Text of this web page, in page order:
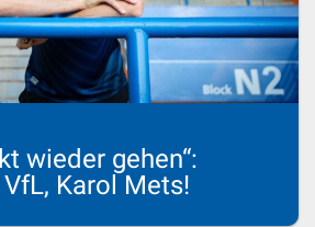
wieder gehen“:
Karol Mets!